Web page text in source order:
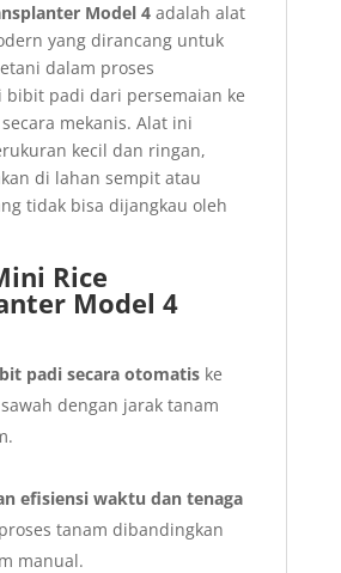
Model 4adalah alat
yang dirancang untuk
dalam proses
bibit padi dari persemaian ke
mekanis. Alat ini
kecil dan ringan,
di lahan sempit atau
tidak bisa dijangkau oleh
Rice
Model 4
padi secara otomatiske
dengan jarak tanam
efisiensi waktu dan tenaga
tanam dibandingkan
manual.